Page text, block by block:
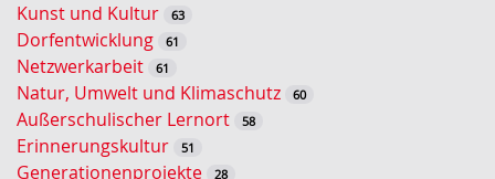
w
o
r
t
-
S
Kunst und Kultur 63
Dorfentwicklung 61
Netzwerkarbeit 61
Natur, Umwelt und Klimaschutz 60
Außerschulischer Lernort 58
Erinnerungskultur 51
Generationenprojekte 28